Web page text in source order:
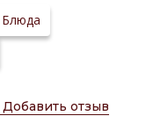
Добавить отзыв